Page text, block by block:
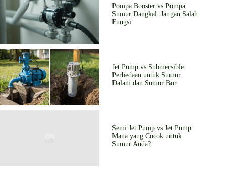
Pompa Booster vs Pompa
Sumur Dangkal: Jangan Salah
Fungsi
Jet Pump vs Submersible:
Perbedaan untuk Sumur
Dalam dan Sumur Bor
Semi Jet Pump vs Jet Pump:
Mana yang Cocok untuk
Sumur Anda?